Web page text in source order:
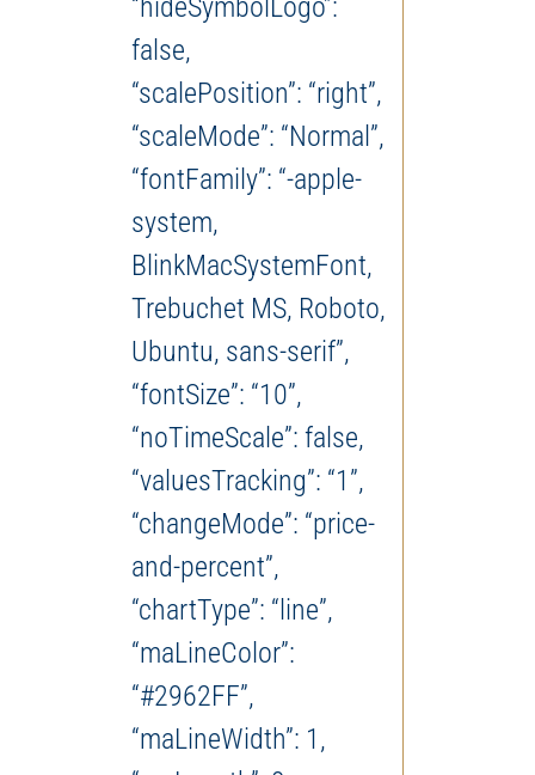
“hideSymbolLogo”:
false,
“scalePosition”: “right”,
“scaleMode”: “Normal”,
“fontFamily”: “-apple-
system,
BlinkMacSystemFont,
Trebuchet MS, Roboto,
Ubuntu, sans-serif”,
“fontSize”: “10”,
“noTimeScale”: false,
“valuesTracking”: “1”,
“changeMode”: “price-
and-percent”,
“chartType”: “line”,
“maLineColor”:
“#2962FF”,
“maLineWidth”: 1,